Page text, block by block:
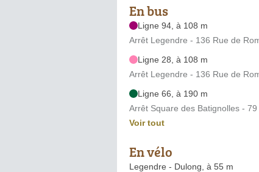
En bus
Ligne 94, à 108 m
Arrêt Legendre - 136 Rue de
Ligne 28, à 108 m
Arrêt Legendre - 136 Rue de
Ligne 66, à 190 m
Arrêt Square des Batignolles -
Voir tout
En vélo
Legendre - Dulong, à 55 m